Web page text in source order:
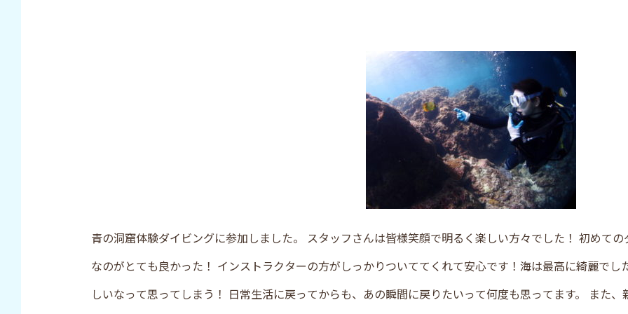
青の洞窟体験ダイビングに参加しました。 スタッフさんは皆様笑顔で明るく楽しい方々でした！ 初めて
なのがとても良かった！ インストラクターの方がしっかりついててくれて安心です！海は最高に綺麗で
しいなって思ってしまう！ 日常生活に戻ってからも、あの瞬間に戻りたいって何度も思ってます。 また